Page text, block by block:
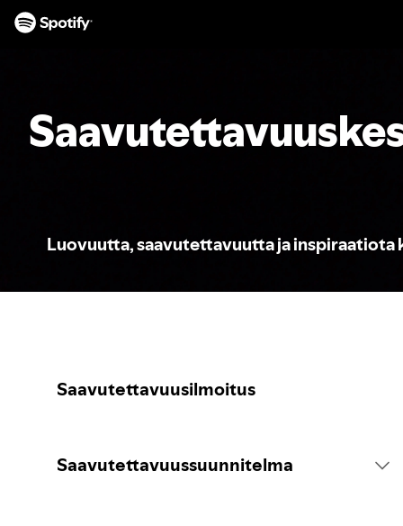
Luovuutta, saavutettavuutta ja inspiraatiota
Saavutettavuusilmoitus
Saavutettavuussuunnitelma